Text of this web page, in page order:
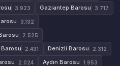
3.923 Gaziantep Barosu 3.717
3.132
2.525
2.431 Denizli Barosu 2.312
2.024 Aydın Barosu 1.953